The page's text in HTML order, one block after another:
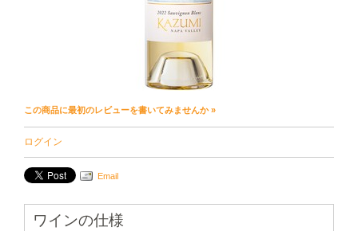
この商品に最初のレビューを書いてみませんか »
ログイン
Email
ワインの仕様